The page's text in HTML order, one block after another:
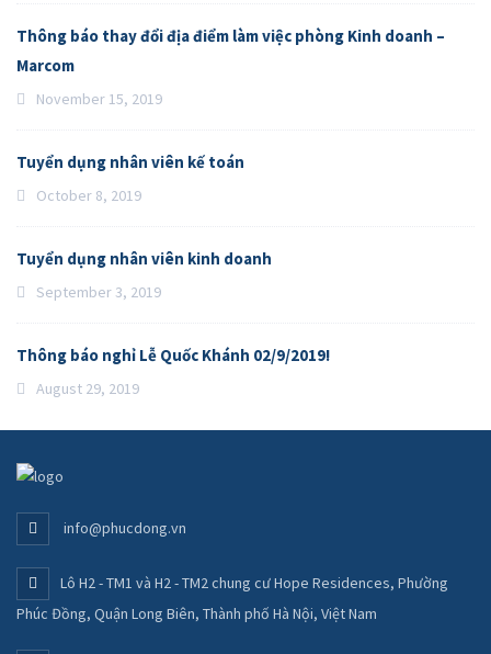
Thông báo thay đổi địa điểm làm việc phòng Kinh doanh –
Marcom
November 15, 2019
Tuyển dụng nhân viên kế toán
October 8, 2019
Tuyển dụng nhân viên kinh doanh
September 3, 2019
Thông báo nghỉ Lễ Quốc Khánh 02/9/2019!
August 29, 2019
info@phucdong.vn
Lô H2 - TM1 và H2 - TM2 chung cư Hope Residences, Phường
Phúc Đồng, Quận Long Biên, Thành phố Hà Nội, Việt Nam